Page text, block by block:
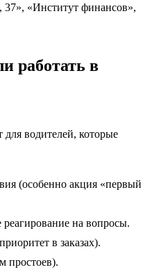
37», «Институт финансов»,
работать в
водителей, которые
(особенно акция «первый
на вопросы.
в заказах).
простоев).